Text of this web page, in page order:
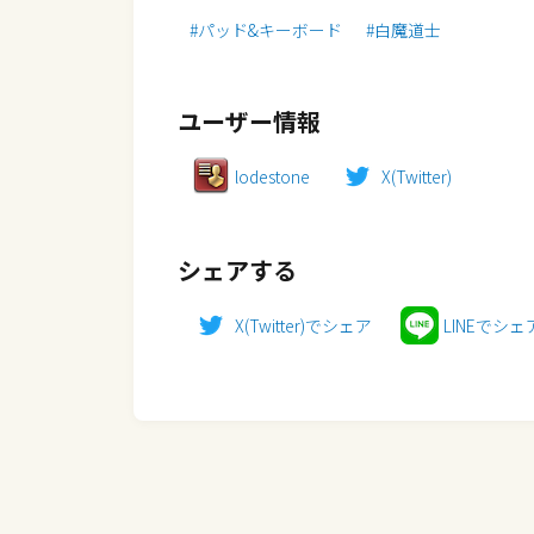
#パッド&キーボード #白魔道士
ユーザー情報
lodestone X(Twitter)
シェアする
X(Twitter)でシェア LINEでシェ